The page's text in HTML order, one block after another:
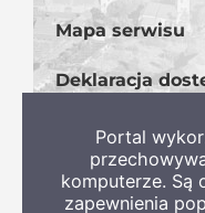
Mapa serwisu
Deklaracja
Portal
komputerze. Są
zapewnienia